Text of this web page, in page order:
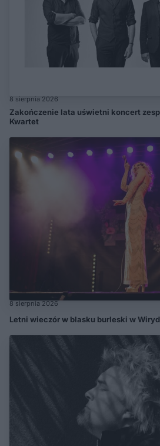
8 sierpnia 2026
Zakończenie lata uświetni koncert
Kwartet
8 sierpnia 2026
Letni wieczór w blasku burleski w